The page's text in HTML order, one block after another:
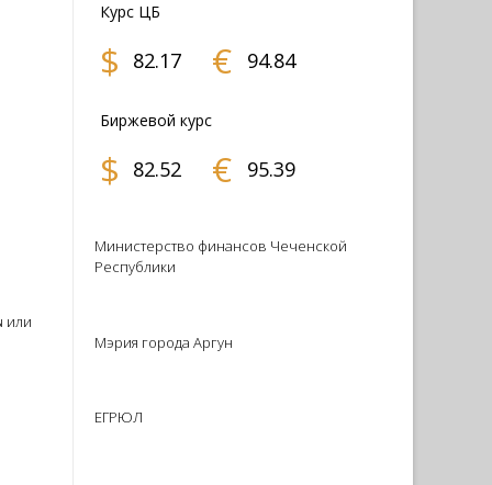
или
Курс ЦБ
$ 82.17 € 94.84
Биржевой курс
$ 82.52 € 95.39
Министерство финансов Чеченской
Республики
Мэрия города Аргун
ЕГРЮЛ